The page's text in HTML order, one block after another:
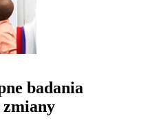
badania
zmiany